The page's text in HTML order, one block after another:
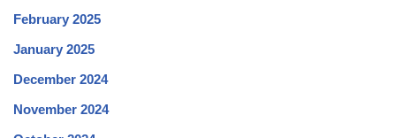
February 2025
January 2025
December 2024
November 2024